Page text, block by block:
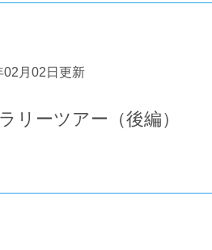
02月02日更新
リーツアー（後編）